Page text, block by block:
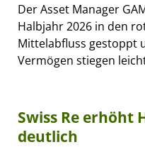
Der Asset Manager
Halbjahr 2026 in den
Mittelabfluss gestoppt
Vermögen stiegen
Swiss Re erhöht
deutlich